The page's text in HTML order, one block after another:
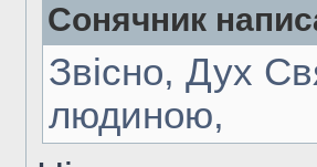
Сонячник
Звісно, Дух
людиною,